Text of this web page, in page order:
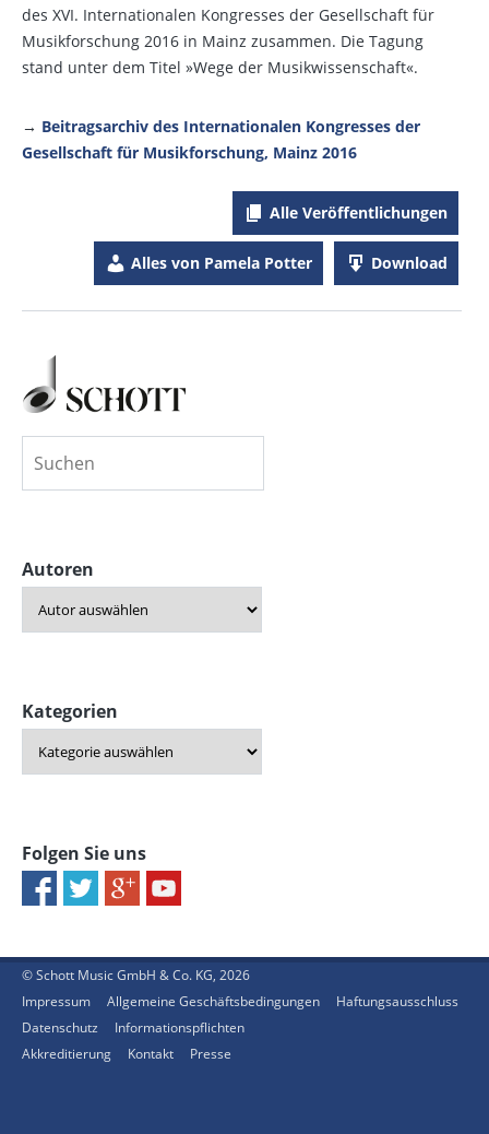
des XVI. Internationalen Kongresses der Gesellschaft für
Musikforschung 2016 in Mainz zusammen. Die Tagung
stand unter dem Titel »Wege der Musikwissenschaft«.
→ Beitragsarchiv des Internationalen Kongresses der
Gesellschaft für Musikforschung, Mainz 2016
Alle Veröffentlichungen
Alles von Pamela Potter Download
Autoren
Kategorien
Folgen Sie uns
© Schott Music GmbH & Co. KG, 2026
Impressum
Allgemeine Geschäftsbedingungen
Haftungsausschluss
Datenschutz
Informationspflichten
Akkreditierung
Kontakt Presse